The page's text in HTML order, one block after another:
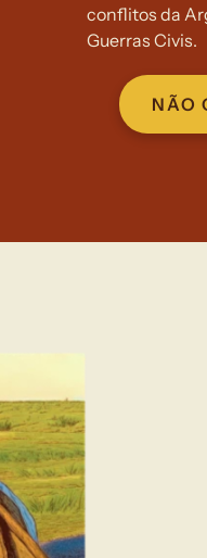
conflitos da
Guerras Civis.
NÃO